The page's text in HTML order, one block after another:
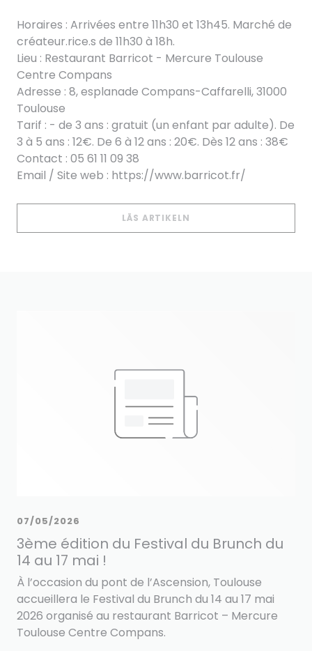
Horaires : Arrivées entre 11h30 et 13h45. Marché de
créateur.rice.s de 11h30 à 18h.
Lieu : Restaurant Barricot - Mercure Toulouse
Centre Compans
Adresse : 8, esplanade Compans-Caffarelli, 31000
Toulouse
Tarif : - de 3 ans : gratuit (un enfant par adulte). De
3 à 5 ans : 12€. De 6 à 12 ans : 20€. Dès 12 ans : 38€
Contact : 05 61 11 09 38
Email / Site web : https://www.barricot.fr/
LÄS ARTIKELN
3ème édition du Festival du Brunch du
14 au 17 mai !
07/05/2026
À l’occasion du pont de l’Ascension, Toulouse
accueillera le Festival du Brunch du 14 au 17 mai
2026 organisé au restaurant Barricot – Mercure
Toulouse Centre Compans.